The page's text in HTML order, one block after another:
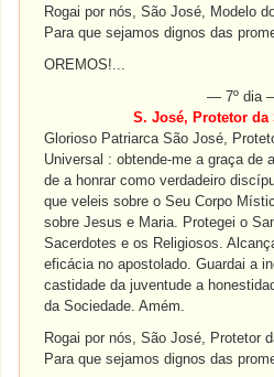
Rogai por nós, São José, Modelo
Para que sejamos dignos das
OREMOS!...
— 7º dia
S. José, Protetor da
Glorioso Patriarca São José,
Universal : obtende-me a graça de
de a honrar como verdadeiro
que veleis sobre o Seu Corpo
sobre Jesus e Maria. Protegei o
Sacerdotes e os Religiosos.
eficácia no apostolado. Guardai a
castidade da juventude a
da Sociedade. Amém.
Rogai por nós, São José, Protetor
Para que sejamos dignos das